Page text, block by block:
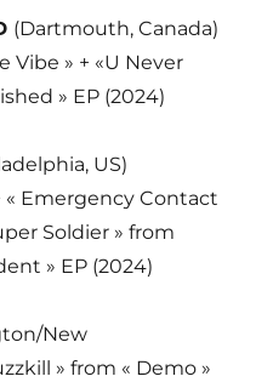
(Dartmouth, Canada)
Vibe » + «U Never
» EP (2024)
US)
« Emergency Contact
Soldier » from
» EP (2024)
New
» from « Demo »